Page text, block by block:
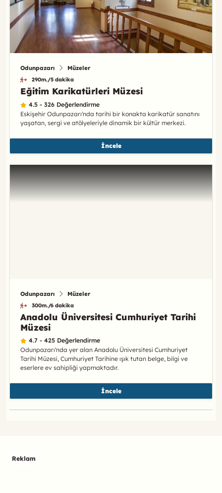
Odunpazarı Müzeler
290m./5 dakika
Eğitim Karikatürleri Müzesi
4.5 - 326 Değerlendirme
Eskişehir Odunpazarı'nda tarihi bir konakta karikatür sanatını
yaşatan, sergi ve atölyeleriyle dinamik bir kültür merkezi.
İncele
Odunpazarı Müzeler
300m./6 dakika
Anadolu Üniversitesi Cumhuriyet Tarihi
Müzesi
4.7 - 425 Değerlendirme
Odunpazarı'nda yer alan Anadolu Üniversitesi Cumhuriyet
Tarihi Müzesi, Cumhuriyet Tarihine ışık tutan belge, bilgi ve
eserlere ev sahipliği yapmaktadır.
İncele
Reklam